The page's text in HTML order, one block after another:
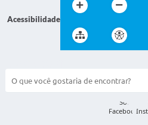
Acessibilidade